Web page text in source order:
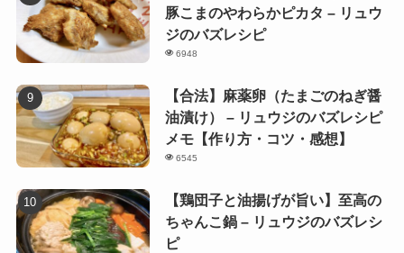
豚こまのやわらかピカタ – リュウ
ジのバズレシピ
6948
【合法】麻薬卵（たまごのねぎ醤
油漬け） – リュウジのバズレシピ
メモ【作り方・コツ・感想】
6545
【鶏団子と油揚げが旨い】至高の
ちゃんこ鍋 – リュウジのバズレシ
ピ